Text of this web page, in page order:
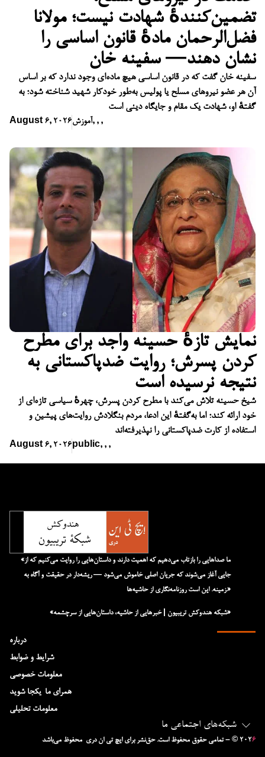
تضمین‌کنندهٔ شهادت نیست؛ مولانا
فضل‌الرحمان مادهٔ قانون اساسی را
نشان دهند— سفینه خان
سفینه خان گفت که در قانون اساسی هیچ ماده‌ای وجود ندارد که بر اساس
آن هر عضو نیروهای مسلح یا پولیس به‌طور خودکار شهید شناخته شود؛ به
گفتهٔ او، شهادت یک مقام و جایگاه دینی است
August 6, 2026آموزش, , ,
نمایش تازهٔ حسینه واجد برای مطرح
کردن پسرش؛ روایت ضدپاکستانی به
نتیجه نرسیده است
شیخ حسینه تلاش می‌کند با مطرح کردن پسرش، چهرهٔ سیاسی تازه‌ای از
خود ارائه کند؛ اما به‌گفتهٔ این ادعا، مردم بنگلادش روایت‌های پیشین و
استفاده از کارت ضدپاکستانی را نپذیرفته‌اند
August 6, 2026 public, , ,
شبکه‌های اجتماعی ما
– © ۲۰۲۶ تمامی حقوق محفوظ است. حق‌نشر برای ایچ‌ تی‌ ان دری محفوظ می‌باشد
درباره
شرایط و ضوابط
معلومات خصوصی
همرای ما-یکجا شوید
معلومات تحلیلی
«ما صداهایی را بازتاب می‌دهیم که اهمیت دارند و داستان‌هایی را روایت می‌کنیم که از
جایی آغاز می‌شوند که جریان اصلی خاموش می‌شود — ریشه‌دار در حقیقت و آگاه به
زمینه. این است روزنامه‌نگاری از حاشیه‌ها.»
«شبکه هند‌و‌کش تریبیون | خبرهایی از حاشیه، داستان‌هایی از سرچشمه»